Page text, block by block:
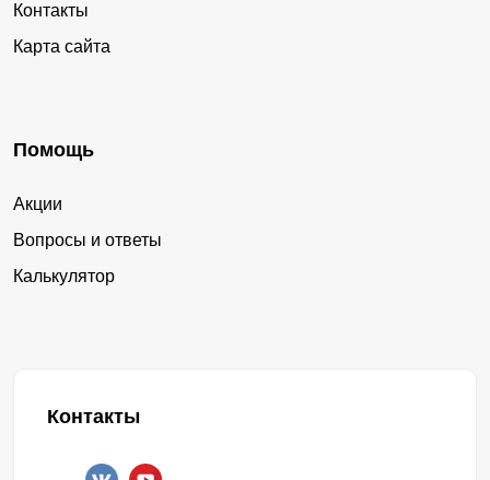
Контакты
Карта сайта
Помощь
Акции
Вопросы и ответы
Калькулятор
Контакты